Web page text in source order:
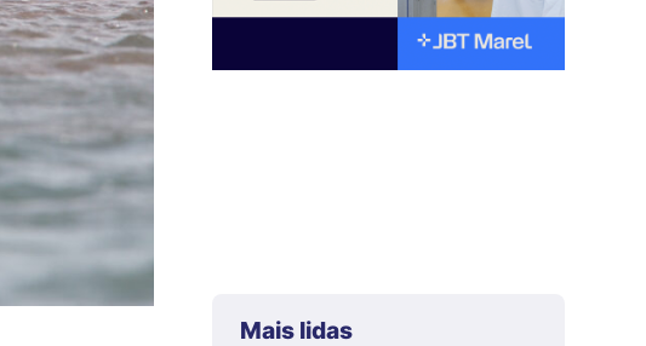
Mais lidas